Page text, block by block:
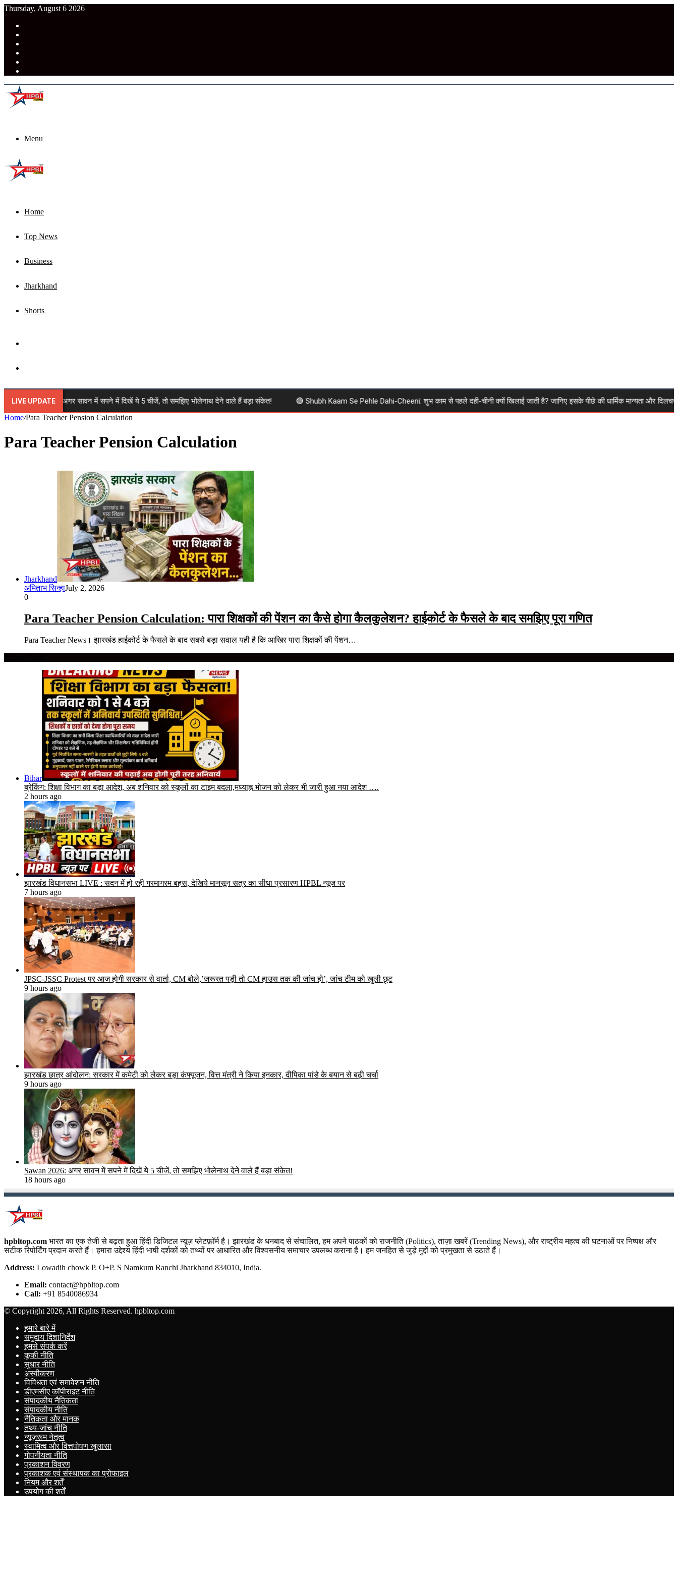
Thursday, August 6 2026
Menu
Home
Top News
Business
Jharkhand
Shorts
for
LIVE UPDATE
Sawan 2026: अगर सावन में सपने में दिखें ये 5 चीजें, तो समझिए भोलेनाथ देने वाले हैं बड़ा संकेत! 🔴 Shubh Kaam Se Pehle Dahi-Cheeni: शुभ काम से पहले दही-चीनी क्यों खिलाई जाती है? जानिए इसके पीछे की धार्मिक मान्यता और दिलचस्प
Home/Para Teacher Pension Calculation
Para Teacher Pension Calculation
Jharkhand
अमिताभ सिन्हाJuly 2, 2026
0
Para Teacher Pension Calculation: पारा शिक्षकों की पेंशन का कैसे होगा कैलकुलेशन? हाईकोर्ट के फैसले के बाद समझिए पूरा गणित
Para Teacher News। झारखंड हाईकोर्ट के फैसले के बाद सबसे बड़ा सवाल यही है कि आखिर पारा शिक्षकों की पेंशन…
Bihar
ब्रेकिंग: शिक्षा विभाग का बड़ा आदेश, अब शनिवार को स्कूलों का टाइम बदला,मध्याह्न भोजन को लेकर भी जारी हुआ नया आदेश ….
2 hours ago
झारखंड विधानसभा LIVE : सदन में हो रही गरमागरम बहस, देखिये मानसून सत्र का सीधा प्रसारण HPBL न्यूज पर
7 hours ago
JPSC-JSSC Protest पर आज होगी सरकार से वार्ता, CM बोले,’जरूरत पड़ी तो CM हाउस तक की जांच हो’, जांच टीम को खुली छूट
9 hours ago
झारखंड छात्र आंदोलन: सरकार में कमेटी को लेकर बड़ा कंफ्यूजन, वित्त मंत्री ने किया इनकार, दीपिका पांडे के बयान से बढ़ी चर्चा
9 hours ago
Sawan 2026: अगर सावन में सपने में दिखें ये 5 चीजें, तो समझिए भोलेनाथ देने वाले हैं बड़ा संकेत!
18 hours ago
hpbltop.com भारत का एक तेजी से बढ़ता हुआ हिंदी डिजिटल न्यूज़ प्लेटफ़ॉर्म है। झारखंड के धनबाद से संचालित, हम अपने पाठकों को राजनीति (Politics), ताज़ा खबरें (Trending News), और राष्ट्रीय महत्व की घटनाओं पर निष्पक्ष और
सटीक रिपोर्टिंग प्रदान करते हैं। हमारा उद्देश्य हिंदी भाषी दर्शकों को तथ्यों पर आधारित और विश्वसनीय समाचार उपलब्ध कराना है। हम जनहित से जुड़े मुद्दों को प्रमुखता से उठाते हैं।
Address: Lowadih chowk P. O+P. S Namkum Ranchi Jharkhand 834010, India.
Email: contact@hpbltop.com
Call: +91 8540086934
© Copyright 2026, All Rights Reserved. hpbltop.com
हमारे बारे में
समुदाय दिशानिर्देश
हमसे संपर्क करें
कूकी नीति
सुधार नीति
अस्वीकरण
विविधता एवं समावेशन नीति
डीएमसीए कॉपीराइट नीति
संपादकीय नैतिकता
संपादकीय नीति
नैतिकता और मानक
तथ्य-जांच नीति
न्यूज़रूम नेतृत्व
स्वामित्व और वित्तपोषण खुलासा
गोपनीयता नीति
प्रकाशन विवरण
प्रकाशक एवं संस्थापक का प्रोफाइल
नियम और शर्तें
उपयोग की शर्तें